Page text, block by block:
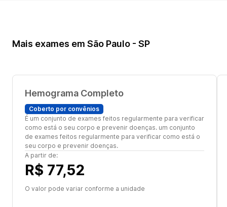
Mais exames em São Paulo - SP
Hemograma Completo
Coberto por convênios
É um conjunto de exames feitos regularmente para verificar
como está o seu corpo e prevenir doenças. um conjunto
de exames feitos regularmente para verificar como está o
seu corpo e prevenir doenças.
A partir de:
R$ 77,52
O valor pode variar conforme a unidade